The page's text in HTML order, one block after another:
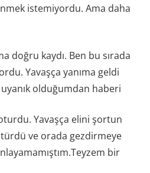
istemiyordu. Ama daha
doğru kaydı. Ben bu sırada
Yavaşça yanıma geldi
olduğumdan haberi
Yavaşça elini şortun
ve orada gezdirmeye
bir